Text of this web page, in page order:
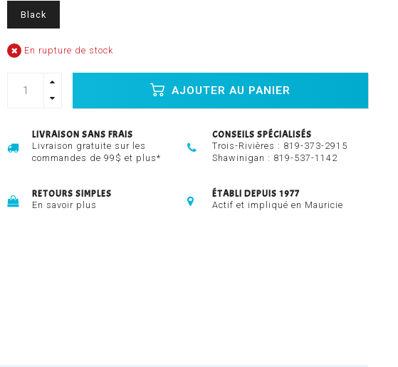
Black
En rupture de stock
AJOUTER AU PANIER
LIVRAISON SANS FRAIS
Livraison gratuite sur les
commandes de 99$ et plus*
CONSEILS SPÉCIALISÉS
Trois-Rivières : 819-373-2915
Shawinigan : 819-537-1142
RETOURS SIMPLES
En savoir plus
ÉTABLI DEPUIS 1977
Actif et impliqué en Mauricie